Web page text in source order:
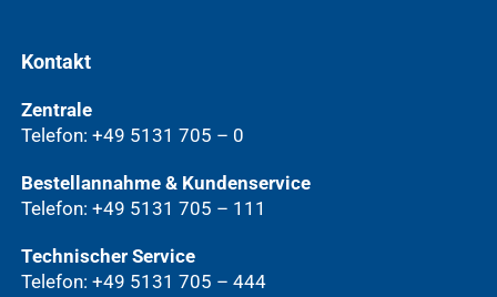
Kontakt
Zentrale
Telefon: +49 5131 705 – 0
Bestellannahme & Kundenservice
Telefon: +49 5131 705 – 111
Technischer Service
Telefon: +49 5131 705 – 444